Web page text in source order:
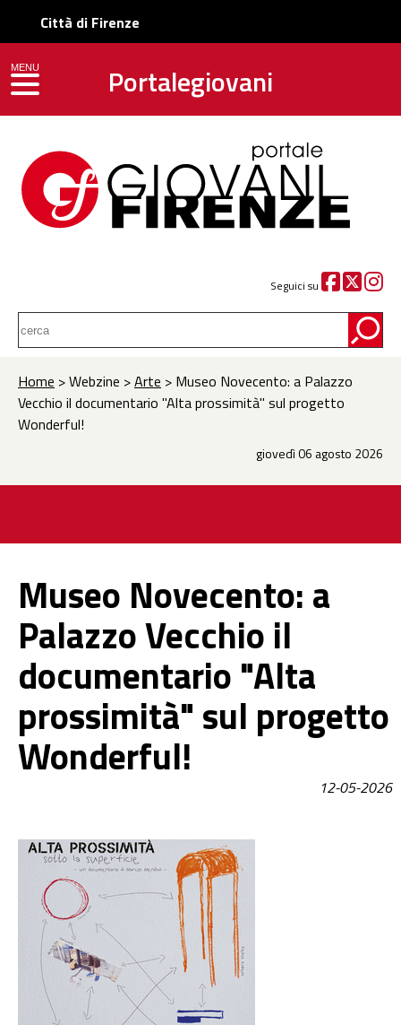
Città di Firenze
Portalegiovani
Seguici su
MENU
toggle navigation
Home > Webzine >Arte > Museo Novecento: a Palazzo
Vecchio il documentario "Alta prossimità" sul progetto
Wonderful!
giovedì 06 agosto 2026
Museo Novecento: a
Palazzo Vecchio il
documentario "Alta
prossimità" sul progetto
Wonderful!
12-05-2026